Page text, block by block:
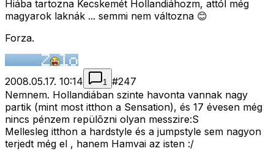
Hiába tartozna Kecskemét Hollandiáhozm, attól még
magyarok laknák ... semmi nem változna 😊
Forza.
2008.05.17. 10:14 1 #247
Nemnem. Hollandiában szinte havonta vannak nagy
partik (mint most itthon a Sensation), és 17 évesen még
nincs pénzem repülõzni olyan messzire:S
Mellesleg itthon a hardstyle és a jumpstyle sem nagyon
terjedt még el , hanem Hamvai az isten :/